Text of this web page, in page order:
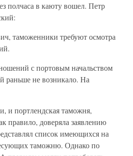
полчаса в каюту вошел. Петр
таможенники требуют осмотра
с портовым начальством
раньше не возникало. На
и портлендская таможня,
правило, доверяла заявлению
список имеющихся на
таможню. Однако по